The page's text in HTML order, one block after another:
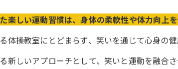
楽しい運動習慣は、身体の柔軟性や体力向上
体操教室にとどまらず、笑いを通じて心身の
新しいアプローチとして、笑いと運動を融合